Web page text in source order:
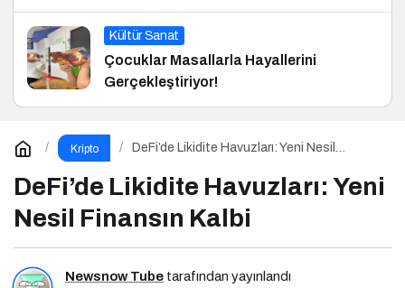
Kültür Sanat
Çocuklar Masallarla Hayallerini
Gerçekleştiriyor!
Kripto
DeFi’de Likidite Havuzları: Yeni Nesil
DeFi’de Likidite Havuzları: Yeni
Nesil Finansın Kalbi
Newsnow Tube tarafından yayınlandı